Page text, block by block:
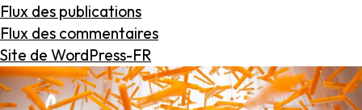
Flux des publications
Flux des commentaires
Site de WordPress-FR